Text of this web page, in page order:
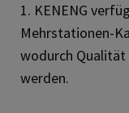
1. KENENG
Mehrstationen-
wodurch
werden.